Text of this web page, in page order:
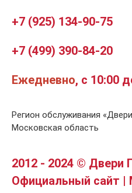
+7 (925) 134-90-75
+7 (499) 390-84-20
Ежедневно, с 10:00
Регион обслуживания
Московская область
2012 - 2024 © Двери
Официальный сайт |